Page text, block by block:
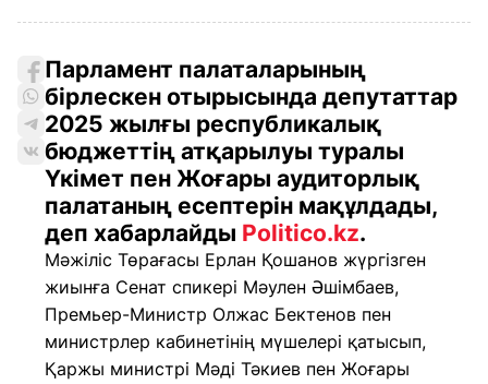
Парламент палаталарының
бірлескен отырысында депутаттар
2025 жылғы республикалық
бюджеттің атқарылуы туралы
Үкімет пен Жоғары аудиторлық
палатаның есептерін мақұлдады,
деп хабарлайды Politico.kz.
Мәжіліс Төрағасы Ерлан Қошанов жүргізген
жиынға Сенат спикері Мәулен Әшімбаев,
Премьер-Министр Олжас Бектенов пен
министрлер кабинетінің мүшелері қатысып,
Қаржы министрі Мәді Тәкиев пен Жоғары